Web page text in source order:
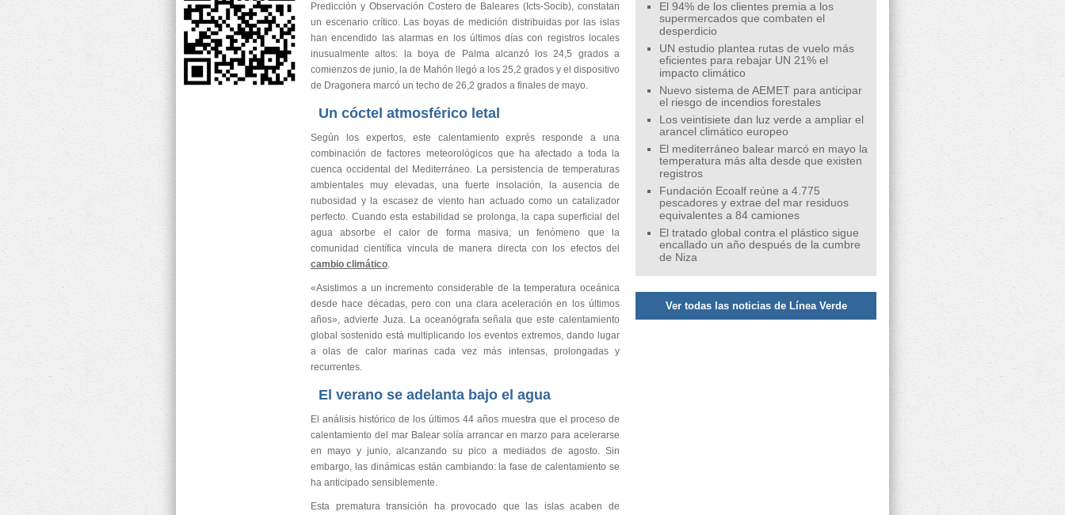
Predicción y Observación Costero de Baleares (Icts-Socib), constatan
un escenario crítico. Las boyas de medición distribuidas por las islas
han encendido las alarmas en los últimos días con registros locales
inusualmente altos: la boya de Palma alcanzó los 24,5 grados a
comienzos de junio, la de Mahón llegó a los 25,2 grados y el dispositivo
de Dragonera marcó un techo de 26,2 grados a finales de mayo.
Un cóctel atmosférico letal
Según los expertos, este calentamiento exprés responde a una
combinación de factores meteorológicos que ha afectado a toda la
cuenca occidental del Mediterráneo. La persistencia de temperaturas
ambientales muy elevadas, una fuerte insolación, la ausencia de
nubosidad y la escasez de viento han actuado como un catalizador
perfecto. Cuando esta estabilidad se prolonga, la capa superficial del
agua absorbe el calor de forma masiva, un fenómeno que la
comunidad científica vincula de manera directa con los efectos del
cambio climático.
«Asistimos a un incremento considerable de la temperatura oceánica
desde hace décadas, pero con una clara aceleración en los últimos
años», advierte Juza. La oceanógrafa señala que este calentamiento
global sostenido está multiplicando los eventos extremos, dando lugar
a olas de calor marinas cada vez más intensas, prolongadas y
recurrentes.
El verano se adelanta bajo el agua
El análisis histórico de los últimos 44 años muestra que el proceso de
calentamiento del mar Balear solía arrancar en marzo para acelerarse
en mayo y junio, alcanzando su pico a mediados de agosto. Sin
embargo, las dinámicas están cambiando: la fase de calentamiento se
ha anticipado sensiblemente.
Esta prematura transición ha provocado que las islas acaben de
El 94% de los clientes premia a los
supermercados que combaten el
desperdicio
UN estudio plantea rutas de vuelo más
eficientes para rebajar UN 21% el
impacto climático
Nuevo sistema de AEMET para anticipar
el riesgo de incendios forestales
Los veintisiete dan luz verde a ampliar el
arancel climático europeo
El mediterráneo balear marcó en mayo la
temperatura más alta desde que existen
registros
Fundación Ecoalf reúne a 4.775
pescadores y extrae del mar residuos
equivalentes a 84 camiones
El tratado global contra el plástico sigue
encallado un año después de la cumbre
de Niza
Ver todas las noticias de Línea Verde